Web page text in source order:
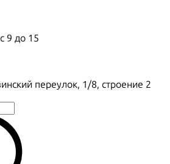
9 до 15
переулок, 1/8, строение 2